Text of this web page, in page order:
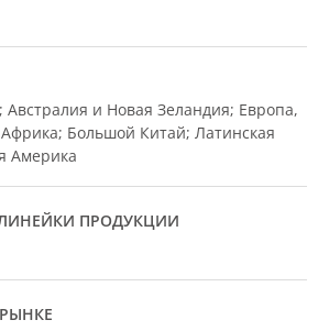
Австралия и Новая Зеландия; Европа,
Большой Китай; Латинская
Америка
ПРОДУКЦИИ